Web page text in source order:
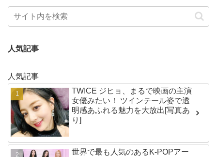
人気記事
人気記事
TWICE ジヒョ、まるで映画の主演
女優みたい！ ツインテール姿で透
明感あふれる魅力を大放出[写真あ
り]
世界で最も人気のあるK-POPアー